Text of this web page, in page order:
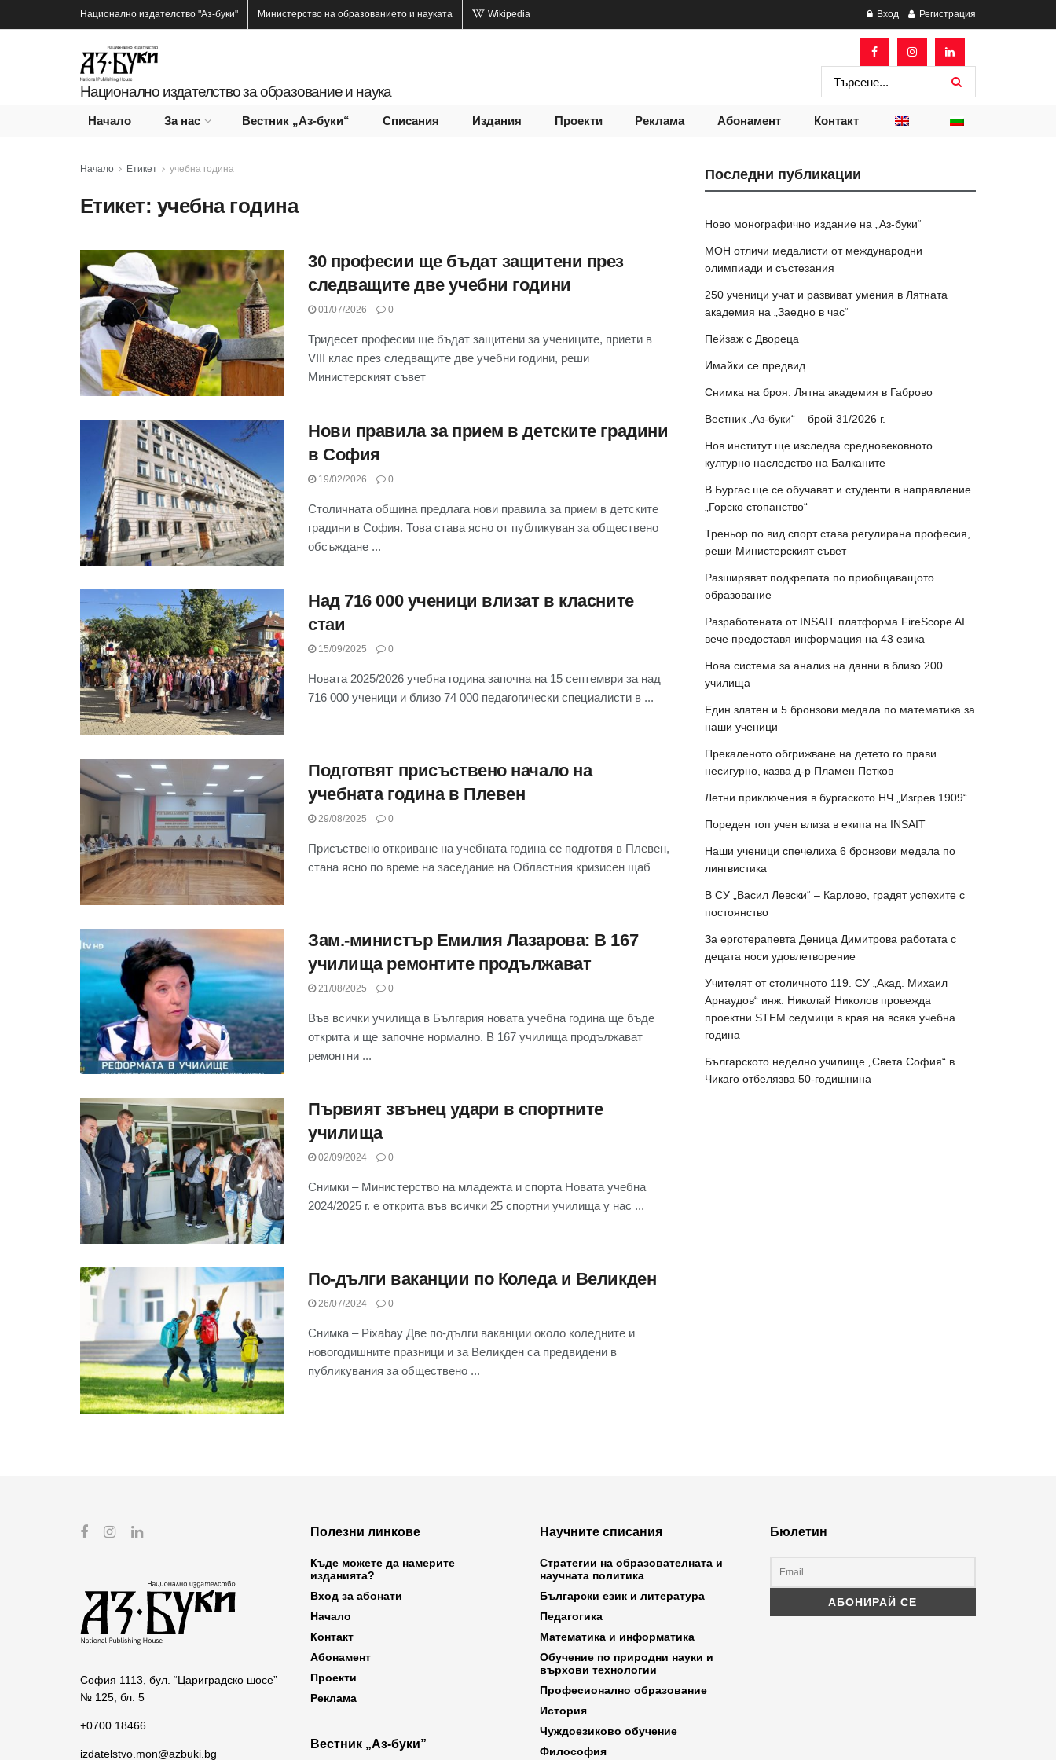
Национално издателство "Аз-буки" Министерство на образованието и науката Wikipedia Вход Регистрация
Национално издателство за образование и наука
Начало За нас Вестник „Аз-буки“ Списания Издания Проекти Реклама Абонамент Контакт
Начало Етикет учебна година
Етикет: учебна година
30 професии ще бъдат защитени през
следващите две учебни години
01/07/2026 0
Тридесет професии ще бъдат защитени за учениците, приети в
VIII клас през следващите две учебни години, реши
Министерският съвет
Нови правила за прием в детските градини
в София
19/02/2026 0
Столичната община предлага нови правила за прием в детските
градини в София. Това става ясно от публикуван за обществено
обсъждане ...
Над 716 000 ученици влизат в класните
стаи
15/09/2025 0
Новата 2025/2026 учебна година започна на 15 септември за над
716 000 ученици и близо 74 000 педагогически специалисти в ...
Подготвят присъствено начало на
учебната година в Плевен
29/08/2025 0
Присъствено откриване на учебната година се подготвя в Плевен,
стана ясно по време на заседание на Областния кризисен щаб
Зам.-министър Емилия Лазарова: В 167
училища ремонтите продължават
21/08/2025 0
Във всички училища в България новата учебна година ще бъде
открита и ще започне нормално. В 167 училища продължават
ремонтни ...
Първият звънец удари в спортните
училища
02/09/2024 0
Снимки – Министерство на младежта и спорта Новата учебна
2024/2025 г. е открита във всички 25 спортни училища у нас ...
По-дълги ваканции по Коледа и Великден
26/07/2024 0
Снимка – Pixabay Две по-дълги ваканции около коледните и
новогодишните празници и за Великден са предвидени в
публикувания за обществено ...
Последни публикации
Ново монографично издание на „Аз-буки“
МОН отличи медалисти от международни
олимпиади и състезания
250 ученици учат и развиват умения в Лятната
академия на „Заедно в час“
Пейзаж с Двореца
Имайки се предвид
Снимка на броя: Лятна академия в Габрово
Вестник „Аз-буки“ – брой 31/2026 г.
Нов институт ще изследва средновековното
културно наследство на Балканите
В Бургас ще се обучават и студенти в направление
„Горско стопанство“
Треньор по вид спорт става регулирана професия,
реши Министерският съвет
Разширяват подкрепата по приобщаващото
образование
Разработената от INSAIT платформа FireScope AI
вече предоставя информация на 43 езика
Нова система за анализ на данни в близо 200
училища
Един златен и 5 бронзови медала по математика за
наши ученици
Прекаленото обгрижване на детето го прави
несигурно, казва д-р Пламен Петков
Летни приключения в бургаското НЧ „Изгрев 1909“
Пореден топ учен влиза в екипа на INSAIT
Наши ученици спечелиха 6 бронзови медала по
лингвистика
В СУ „Васил Левски“ – Карлово, градят успехите с
постоянство
За ерготерапевта Деница Димитрова работата с
децата носи удовлетворение
Учителят от столичното 119. СУ „Акад. Михаил
Арнаудов“ инж. Николай Николов провежда
проектни STEM седмици в края на всяка учебна
година
Българското неделно училище „Света София“ в
Чикаго отбелязва 50-годишнина
София 1113, бул. “Цариградско шосе”
№ 125, бл. 5
+0700 18466
izdatelstvo.mon@azbuki.bg
Полезни линкове
Къде можете да намерите
изданията?
Вход за абонати
Начало
Контакт
Абонамент
Проекти
Реклама
Вестник „Аз-буки”
Научните списания
Стратегии на образователната и
научната политика
Български език и литература
Педагогика
Математика и информатика
Обучение по природни науки и
върхови технологии
Професионално образование
История
Чуждоезиково обучение
Философия
Бюлетин